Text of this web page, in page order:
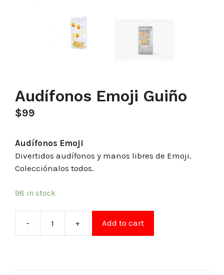
Audífonos Emoji Guiño
$99
Audífonos Emoji
Divertidos audífonos y manos libres de Emoji.
Colecciónalos todos.
98 in stock
- + Add to cart